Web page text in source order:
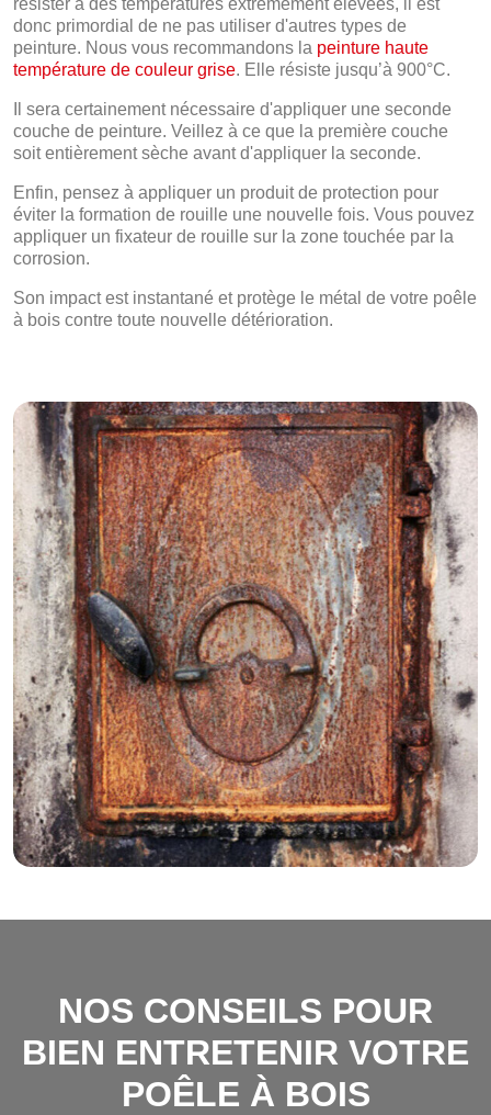
donc primordial de ne pas utiliser d'autres types de
peinture. Nous vous recommandons la peinture haute
température de couleur grise. Elle résiste jusqu’à 900°C.
Il sera certainement nécessaire d'appliquer une seconde
couche de peinture. Veillez à ce que la première couche
soit entièrement sèche avant d'appliquer la seconde.
Enfin, pensez à appliquer un produit de protection pour
éviter la formation de rouille une nouvelle fois. Vous pouvez
appliquer un fixateur de rouille sur la zone touchée par la
corrosion.
Son impact est instantané et protège le métal de votre poêle
à bois contre toute nouvelle détérioration.
NOS CONSEILS POUR
BIEN ENTRETENIR VOTRE
POÊLE À BOIS